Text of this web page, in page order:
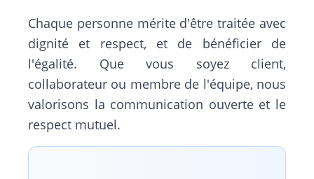
Chaque personne mérite d'être traitée avec
dignité et respect, et de bénéficier de
l'égalité. Que vous soyez client,
collaborateur ou membre de l'équipe, nous
valorisons la communication ouverte et le
respect mutuel.